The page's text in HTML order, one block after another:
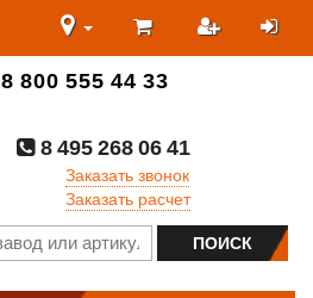
8 800 555 44 33
8 495 268 06 41
Заказать звонок
Заказать расчет